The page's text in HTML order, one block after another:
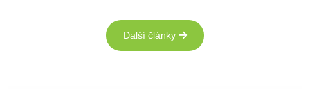
Další články